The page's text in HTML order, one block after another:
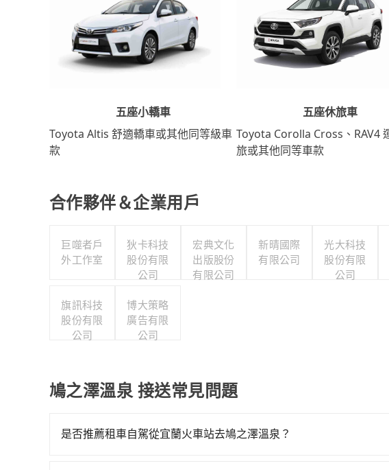
五座小轎車
Toyota Altis 舒適轎車或其他同等級車
款
五座休旅車
Toyota Corolla Cross、RAV4
旅或其他同等車款
合作夥伴＆企業用戶
巨噬者戶
外工作室
狄卡科技
股份有限
公司
宏典文化
出版股份
有限公司
新晴國際
有限公司
光大科技
股份有限
公司
旗訊科技
股份有限
公司
博大策略
廣告有限
公司
鳩之澤溫泉 接送常見問題
是否推薦租車自駕從宜蘭火車站去鳩之澤溫泉？